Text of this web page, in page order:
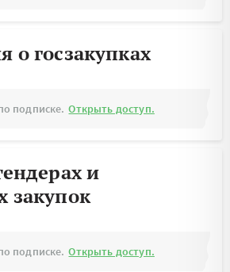
о госзакупках
подписке. Открыть доступ.
и
закупок
подписке. Открыть доступ.